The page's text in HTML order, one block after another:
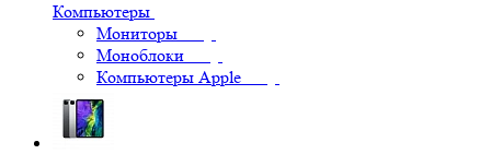
Компьютеры
Мониторы
Моноблоки
Компьютеры Apple